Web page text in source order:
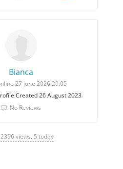
Bianca
27 june 2026 20:05
Created 26 August 2023
No Reviews
2396 views, 5 today